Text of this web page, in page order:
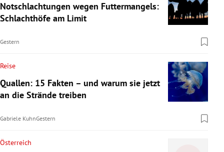
Notschlachtungen wegen Futtermangels:
Schlachthöfe am Limit
Gestern
Reise
Quallen: 15 Fakten – und warum sie jetzt
an die Strände treiben
Gabriele KuhnGestern
Österreich